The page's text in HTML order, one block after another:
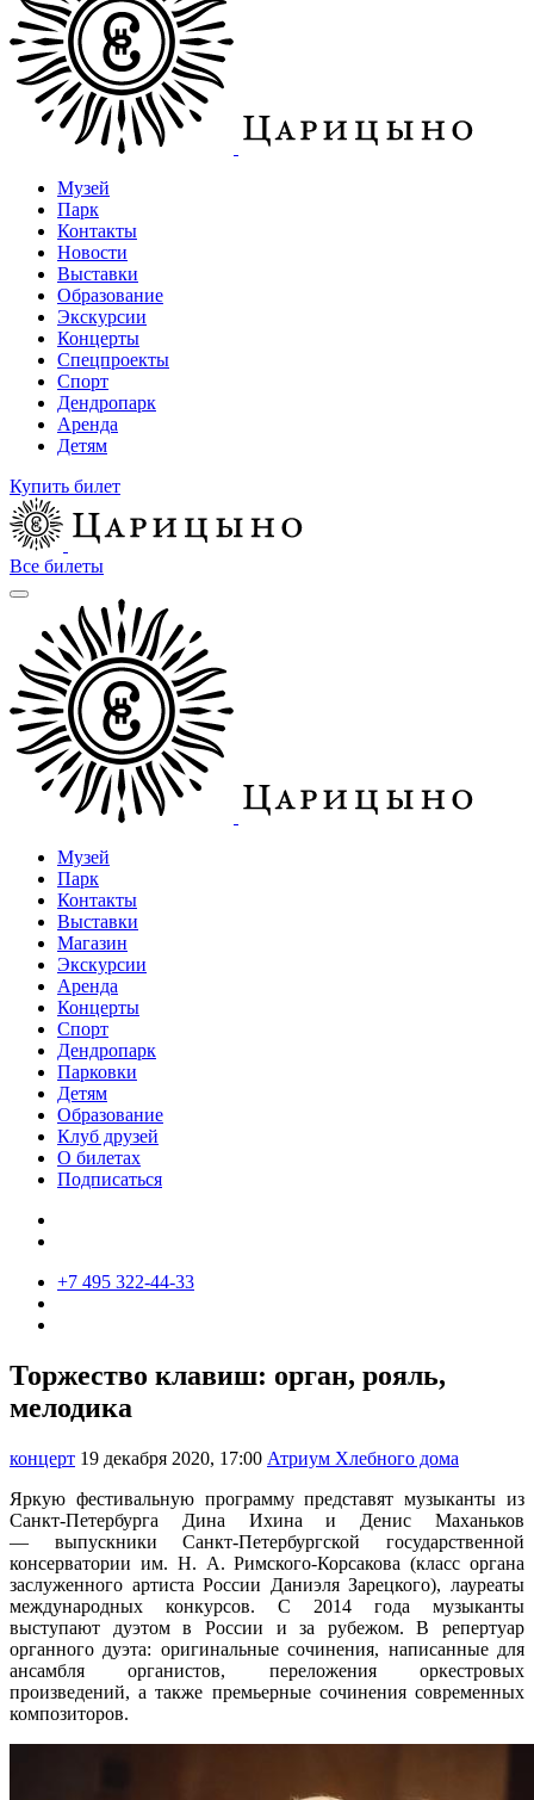
Музей
Парк
Контакты
Новости
Выставки
Образование
Экскурсии
Концерты
Спецпроекты
Спорт
Дендропарк
Аренда
Детям
Купить билет
Все билеты
Музей
Парк
Контакты
Выставки
Магазин
Экскурсии
Аренда
Концерты
Спорт
Дендропарк
Парковки
Детям
Образование
Клуб друзей
О билетах
Подписаться
+7 495 322-44-33
Торжество клавиш: орган, рояль,
мелодика
концерт 19 декабря 2020, 17:00 Атриум Хлебного дома
Яркую фестивальную программу представят музыканты из
Санкт-Петербурга Дина Ихина и Денис Маханьков
—
выпускники Санкт-Петербургской государственной
консерватории им. Н. А. Римского-Корсакова (класс органа
заслуженного артиста России Даниэля Зарецкого), лауреаты
международных конкурсов. С 2014 года музыканты
выступают дуэтом в России и за рубежом. В репертуар
органного дуэта: оригинальные сочинения, написанные для
ансамбля органистов, переложения оркестровых
произведений, а также премьерные сочинения современных
композиторов.